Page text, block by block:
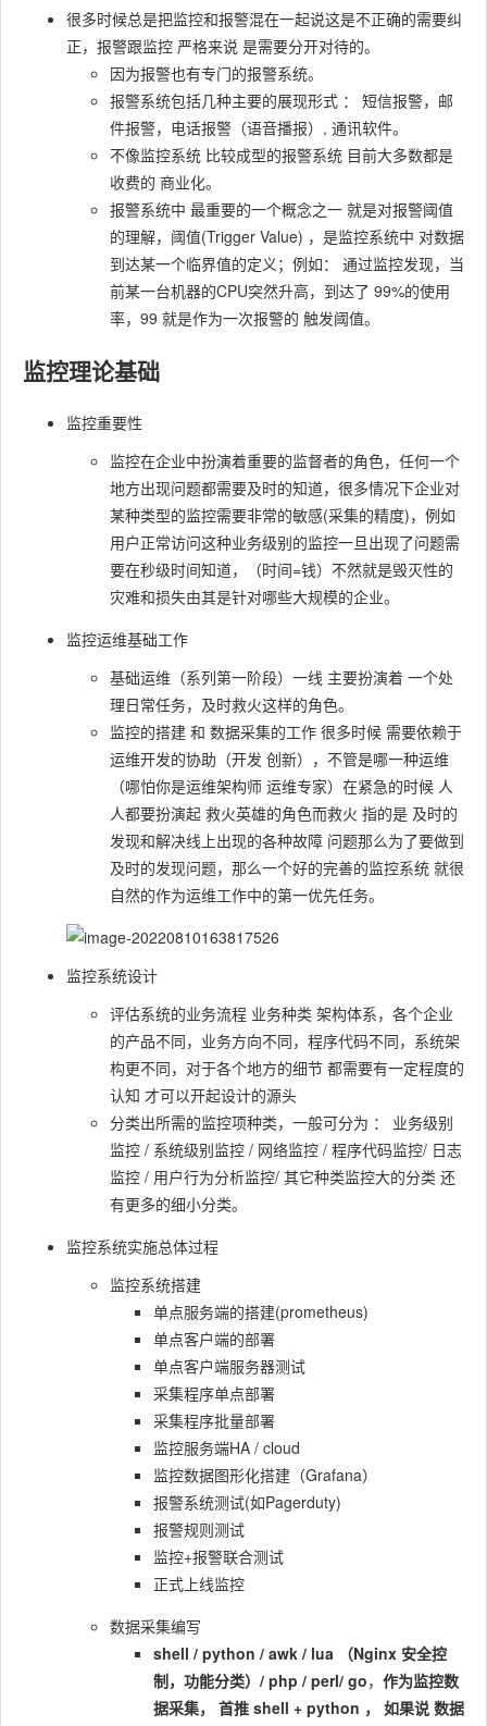
很多时候总是把监控和报警混在一起说这是不正确的需要纠
正，报警跟监控 严格来说 是需要分开对待的。
因为报警也有专门的报警系统。
报警系统包括⼏种主要的展现形式 ： 短信报警，邮
件报警，电话报警（语⾳播报）, 通讯软件。
不像监控系统 ⽐较成型的报警系统 ⽬前⼤多数都是
收费的 商业化。
报警系统中 最重要的⼀个概念之⼀ 就是对报警阈值
的理解，阈值(Trigger Value) ，是监控系统中 对数据
到达某⼀个临界值的定义；例如： 通过监控发现，当
前某⼀台机器的CPU突然升⾼，到达了 99%的使⽤
率，99 就是作为⼀次报警的 触发阈值。
监控理论基础
监控重要性
监控在企业中扮演着重要的监督者的⾓⾊，任何⼀个
地⽅出现问题都需要及时的知道，很多情况下企业对
某种类型的监控需要⾮常的敏感(采集的精度)，例如
⽤户正常访问这种业务级别的监控⼀旦出现了问题需
要在秒级时间知道，（时间=钱）不然就是毁灭性的
灾难和损失由其是针对哪些⼤规模的企业。
监控运维基础⼯作
基础运维（系列第⼀阶段）⼀线 主要扮演着 ⼀个处
理⽇常任务，及时救⽕这样的⾓⾊。
监控的搭建 和 数据采集的⼯作 很多时候 需要依赖于
运维开发的协助（开发 创新），不管是哪⼀种运维
（哪怕你是运维架构师 运维专家）在紧急的时候 ⼈
⼈都要扮演起 救⽕英雄的⾓⾊⽽救⽕ 指的是 及时的
发现和解决线上出现的各种故障 问题那么为了要做到
及时的发现问题，那么⼀个好的完善的监控系统 就很
⾃然的作为运维⼯作中的第⼀优先任务。
监控系统设计
评估系统的业务流程 业务种类 架构体系，各个企业
的产品不同，业务⽅向不同，程序代码不同，系统架
构更不同，对于各个地⽅的细节 都需要有⼀定程度的
认知 才可以开起设计的源头
分类出所需的监控项种类，⼀般可分为 ： 业务级别
监控 / 系统级别监控 / ⽹络监控 / 程序代码监控/ ⽇志
监控 / ⽤户⾏为分析监控/ 其它种类监控⼤的分类 还
有更多的细⼩分类。
监控系统实施总体过程
监控系统搭建
单点服务端的搭建(prometheus)
单点客户端的部署
单点客户端服务器测试
采集程序单点部署
采集程序批量部署
监控服务端HA / cloud
监控数据图形化搭建（Grafana）
报警系统测试(如Pagerduty)
报警规则测试
监控+报警联合测试
正式上线监控
数据采集编写
shell / python / awk / lua （Nginx 安全控
制，功能分类）/ php / perl/ go， 作为监控数
据采集， ⾸推 shell + python ， 如果说 数据